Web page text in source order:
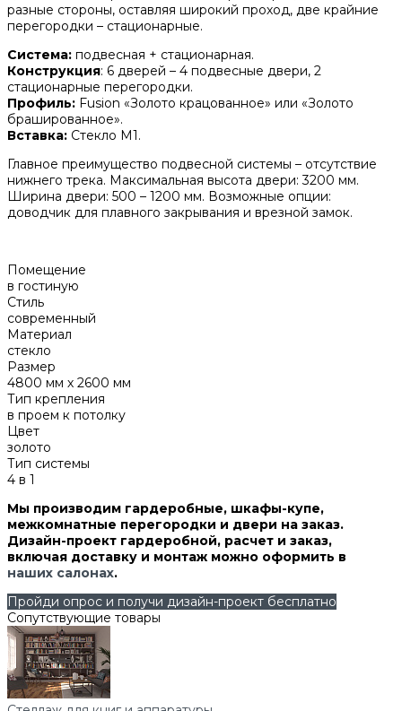
разные стороны, оставляя широкий проход, две крайние
перегородки – стационарные.
Система: подвесная + стационарная.
Конструкция: 6 дверей – 4 подвесные двери, 2
стационарные перегородки.
Профиль: Fusion «Золото крацованное» или «Золото
брашированное».
Вставка: Стекло М1.
Главное преимущество подвесной системы – отсутствие
нижнего трека. Максимальная высота двери: 3200 мм.
Ширина двери: 500 – 1200 мм. Возможные опции:
доводчик для плавного закрывания и врезной замок.
Помещение
в гостиную
Стиль
современный
Материал
стекло
Размер
4800 мм х 2600 мм
Тип крепления
в проем к потолку
Цвет
золото
Тип системы
4 в 1
Мы производим гардеробные, шкафы-купе,
межкомнатные перегородки и двери на заказ.
Дизайн-проект гардеробной, расчет и заказ,
включая доставку и монтаж можно оформить в
наших салонах.
Пройди опрос и получи дизайн-проект бесплатно
Сопутствующие товары